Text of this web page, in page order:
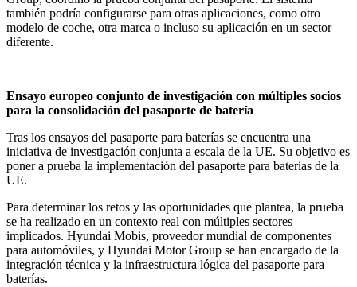
también podría configurarse para otras aplicaciones, como otro
modelo de coche, otra marca o incluso su aplicación en un sector
diferente.
Ensayo europeo conjunto de investigación con múltiples socios
para la consolidación del pasaporte de batería
Tras los ensayos del pasaporte para baterías se encuentra una
iniciativa de investigación conjunta a escala de la UE. Su objetivo es
poner a prueba la implementación del pasaporte para baterías de la
UE.
Para determinar los retos y las oportunidades que plantea, la prueba
se ha realizado en un contexto real con múltiples sectores
implicados. Hyundai Mobis, proveedor mundial de componentes
para automóviles, y Hyundai Motor Group se han encargado de la
integración técnica y la infraestructura lógica del pasaporte para
baterías.